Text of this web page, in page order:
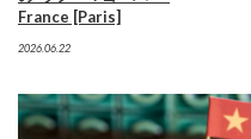
France [Paris]
2026.06.22